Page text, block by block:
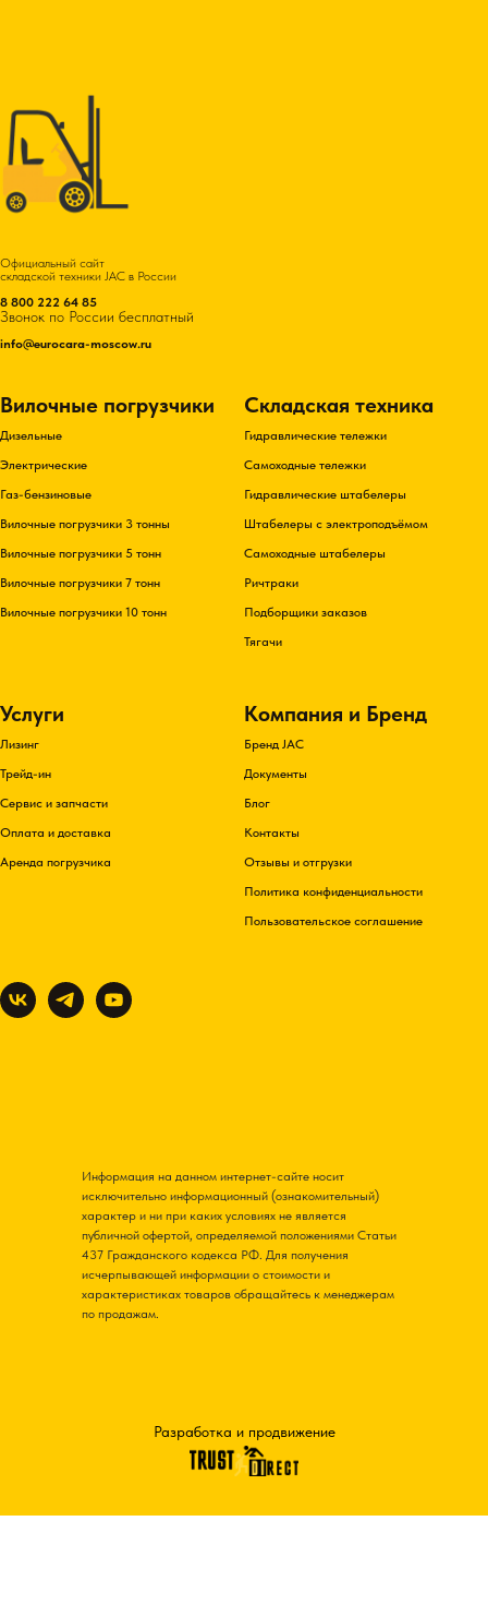
Официальный сайт
складской техники JAC в России
8 800 222 64 85
Звонок по России бесплатный
info@eurocara-moscow.ru
Вилочные погрузчики
Дизельные
Электрические
Газ-бензиновые
Вилочные погрузчики 3 тонны
Вилочные погрузчики 5 тонн
Вилочные погрузчики 7 тонн
Вилочные погрузчики 10 тонн
Складская техника
Гидравлические тележки
Самоходные тележки
Гидравлические штабелеры
Штабелеры с электроподъёмом
Самоходные штабелеры
Ричтраки
Подборщики заказов
Тягачи
Услуги
Лизинг
Трейд-ин
Сервис и запчасти
Оплата и доставка
Аренда погрузчика
Компания и Бренд
Бренд JAC
Документы
Блог
Контакты
Отзывы и отгрузки
Политика конфиденциальности
Пользовательское соглашение
Разработка и продвижение
Информация на данном интернет-сайте носит
исключительно информационный (ознакомительный)
характер и ни при каких условиях не является
публичной офертой, определяемой положениями Статьи
437 Гражданского кодекса РФ. Для получения
исчерпывающей информации о стоимости и
характеристиках товаров обращайтесь к менеджерам
по продажам.